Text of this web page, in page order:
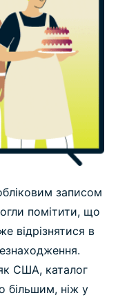
записом
помітити, що
відрізнятися в
США, каталог
більшим, ніж у